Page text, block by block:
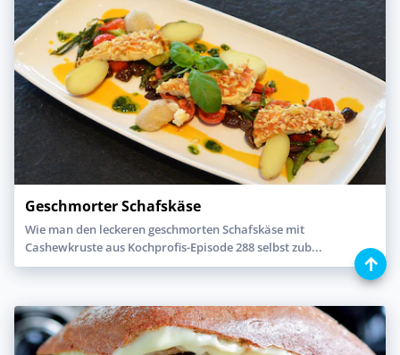
Geschmorter Schafskäse
Wie man den leckeren geschmorten Schafskäse mit
Cashewkruste aus Kochprofis-Episode 288 selbst zub...